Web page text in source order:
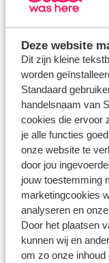
Deze website
Dit zijn kleine
worden
Standaard
handelsnaam van
cookies die ervoor
je alle functies
onze website te
door jou
jouw toestemming
marketingcookies
analyseren en
Door het plaatsen
kunnen wij en
om zo onze inhoud
uur een nieuwe
Vragen over
Waarom is de
Gerelateerde
Heb ik
reizen?
Kan ik reizen met
Kan ik een aanhef
Kan ik een